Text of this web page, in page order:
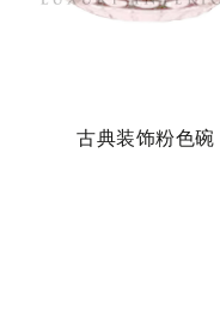
古典装饰粉色碗